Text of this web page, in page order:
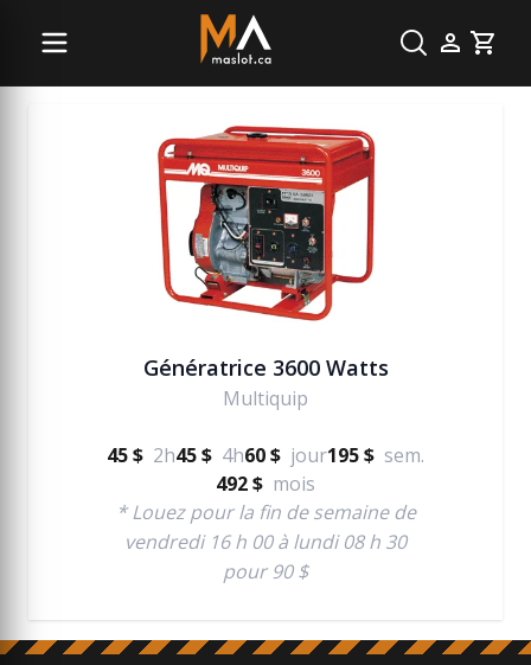
Cart
Génératrice
Génératrice 3600 Watts
Multiquip
45 $ 2h45 $ 4h60 $ jour195 $ sem.
492 $ mois
* Louez pour la fin de semaine de
vendredi 16 h 00 à lundi 08 h 30
pour 90 $